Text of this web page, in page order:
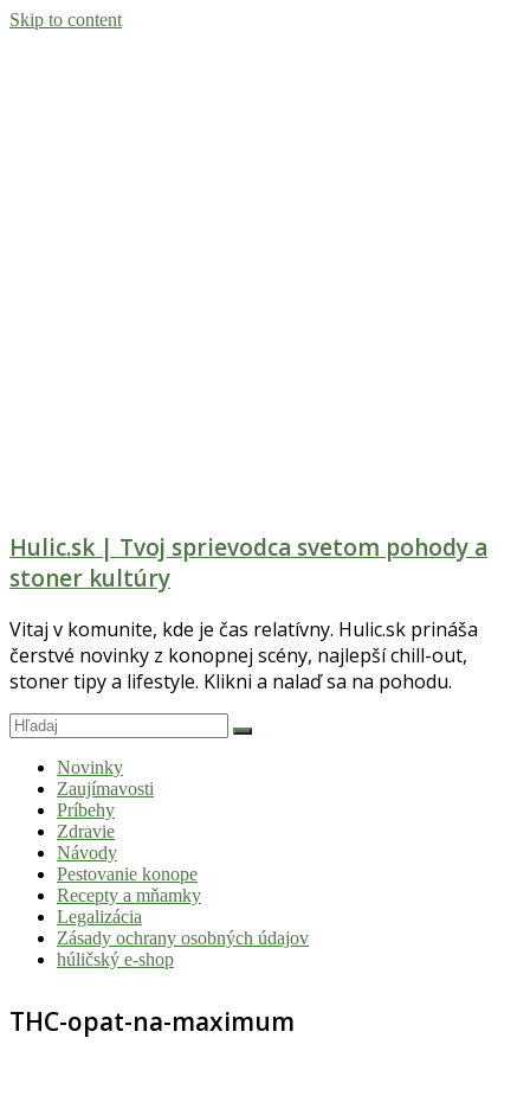
Skip to content
Hulic.sk | Tvoj sprievodca svetom pohody a
stoner kultúry
Vitaj v komunite, kde je čas relatívny. Hulic.sk prináša
čerstvé novinky z konopnej scény, najlepší chill-out,
stoner tipy a lifestyle. Klikni a nalaď sa na pohodu.
Novinky
Zaujímavosti
Príbehy
Zdravie
Návody
Pestovanie konope
Recepty a mňamky
Legalizácia
Zásady ochrany osobných údajov
húličský e-shop
THC-opat-na-maximum